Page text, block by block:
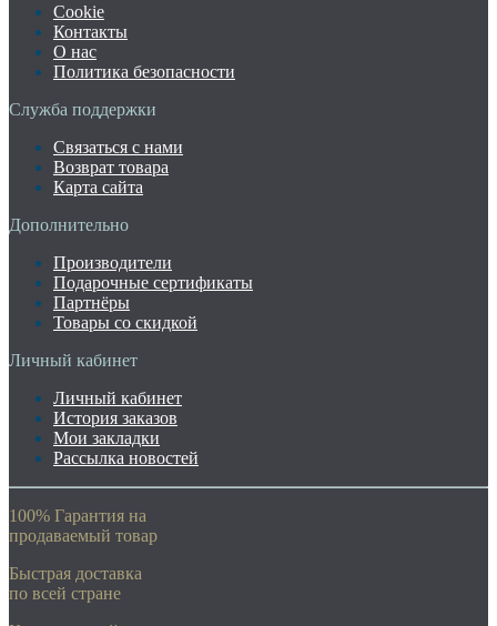
Cookie
Контакты
О нас
Политика безопасности
Служба поддержки
Связаться с нами
Возврат товара
Карта сайта
Дополнительно
Производители
Подарочные сертификаты
Партнёры
Товары со скидкой
Личный кабинет
Личный кабинет
История заказов
Мои закладки
Рассылка новостей
100% Гарантия на
продаваемый товар
Быстрая доставка
по всей стране